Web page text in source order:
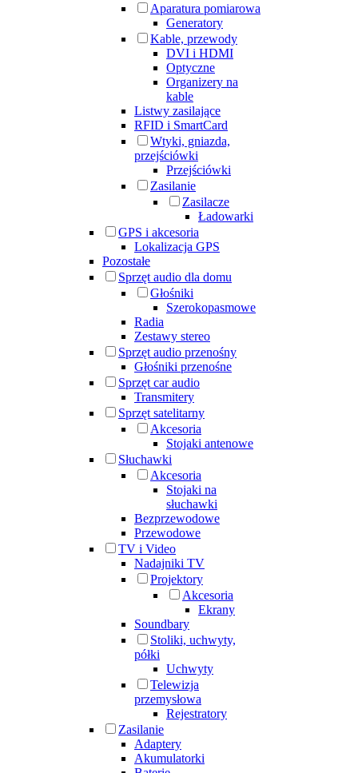
Aparatura pomiarowa
Generatory
Kable, przewody
DVI i HDMI
Optyczne
Organizery na
kable
Listwy zasilające
RFID i SmartCard
Wtyki, gniazda,
przejściówki
Przejściówki
Zasilanie
Zasilacze
Ładowarki
GPS i akcesoria
Lokalizacja GPS
Pozostałe
Sprzęt audio dla domu
Głośniki
Szerokopasmowe
Radia
Zestawy stereo
Sprzęt audio przenośny
Głośniki przenośne
Sprzęt car audio
Transmitery
Sprzęt satelitarny
Akcesoria
Stojaki antenowe
Słuchawki
Akcesoria
Stojaki na
słuchawki
Bezprzewodowe
Przewodowe
TV i Video
Nadajniki TV
Projektory
Akcesoria
Ekrany
Soundbary
Stoliki, uchwyty,
półki
Uchwyty
Telewizja
przemysłowa
Rejestratory
Zasilanie
Adaptery
Akumulatorki